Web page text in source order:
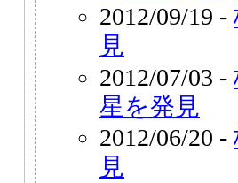
2012/09/19 -
見
2012/07/03 -
星を発見
2012/06/20 -
見